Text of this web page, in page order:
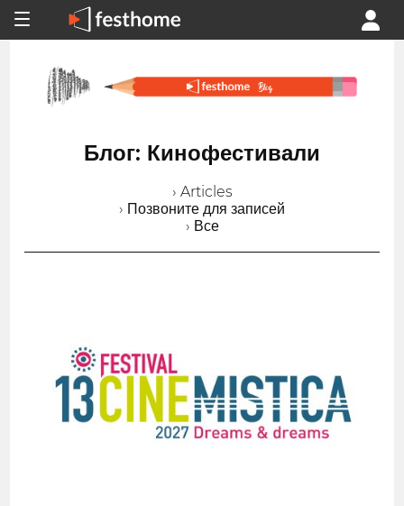
Блог: Кинофестивали
› Articles
› Позвоните для записей
› Все